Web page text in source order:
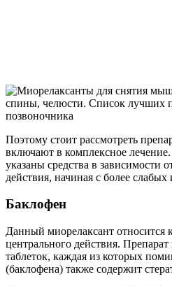
Поэтому стоит рассмотреть
включают в комплексное
указаны средства в зависимости
действия, начиная с более слабых
Баклофен
Данный миорелаксант относится
центрального действия.
таблеток, каждая из которых
(баклофена) также содержит